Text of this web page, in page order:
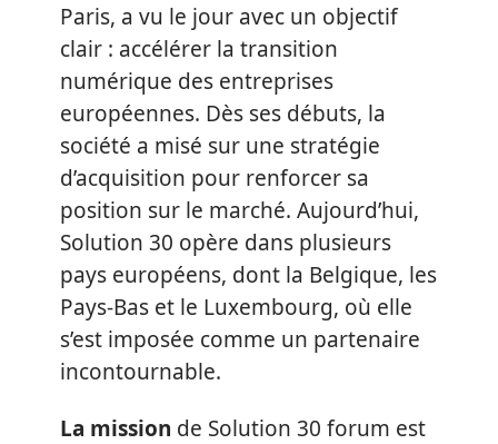
Paris, a vu le jour avec un objectif
clair : accélérer la transition
numérique des entreprises
européennes. Dès ses débuts, la
société a misé sur une stratégie
d’acquisition pour renforcer sa
position sur le marché. Aujourd’hui,
Solution 30 opère dans plusieurs
pays européens, dont la Belgique, les
Pays-Bas et le Luxembourg, où elle
s’est imposée comme un partenaire
incontournable.
La mission de Solution 30 forum est